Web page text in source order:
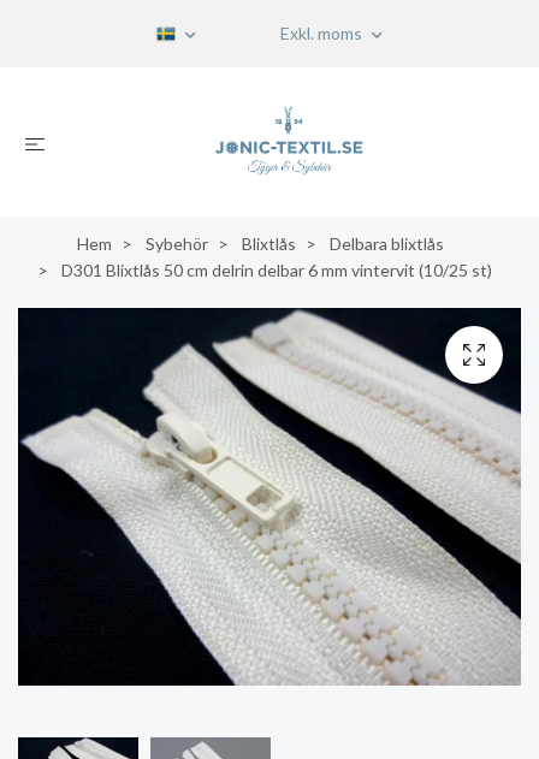
Exkl. moms
Hem Sybehör Blixtlås
Delbara blixtlås
D301 Blixtlås 50 cm delrin delbar 6 mm vintervit (10/25 st)